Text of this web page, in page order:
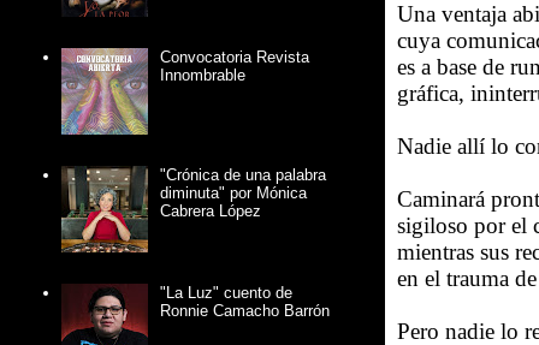
Una ventaja
cuya
es a base de
gráfica,
Nadie allí lo
Caminará
sigiloso por el
mientras sus
en el trauma
Pero nadie lo
Convocatoria Revista
Innombrable
"Crónica de una palabra
diminuta" por Mónica
Cabrera López
"La Luz" cuento de
Ronnie Camacho Barrón